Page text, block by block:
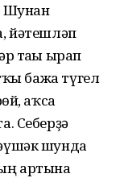
Шунан
йәтешләп
тағы ырап
бажа түгел
аҡса
Себерҙә
шунда
артына